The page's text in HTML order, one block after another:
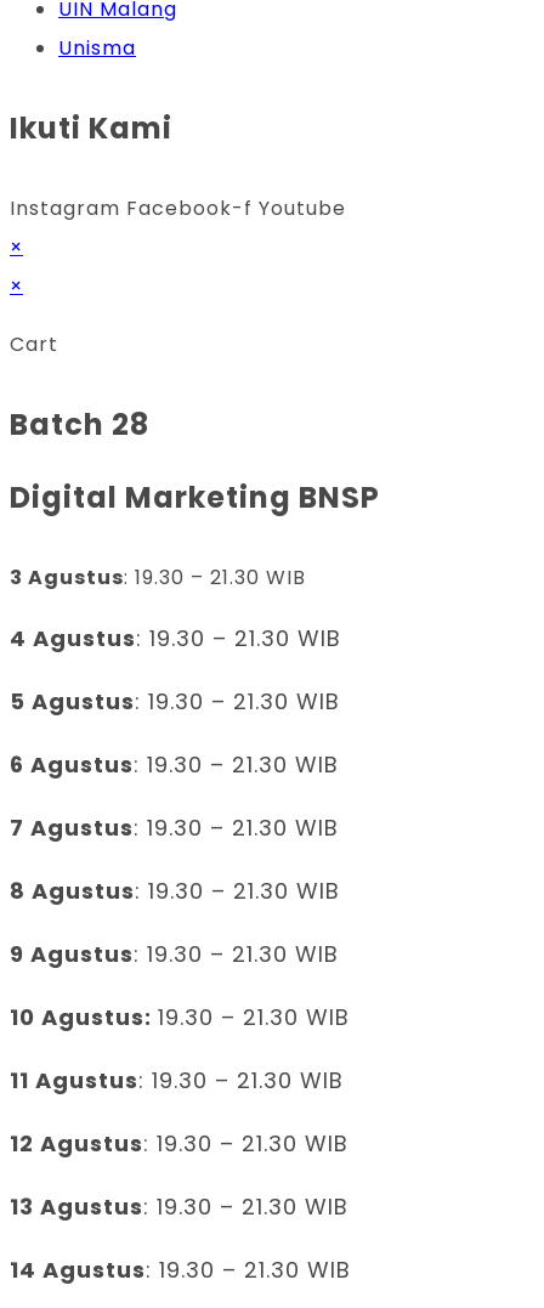
UIN Malang
Unisma
Ikuti Kami
Instagram Facebook-f Youtube
×
×
Cart
Batch 28
Digital Marketing BNSP
3 Agustus: 19.30 – 21.30 WIB
4 Agustus: 19.30 – 21.30 WIB
5 Agustus: 19.30 – 21.30 WIB
6 Agustus: 19.30 – 21.30 WIB
7 Agustus: 19.30 – 21.30 WIB
8 Agustus: 19.30 – 21.30 WIB
9 Agustus: 19.30 – 21.30 WIB
10 Agustus: 19.30 – 21.30 WIB
11 Agustus: 19.30 – 21.30 WIB
12 Agustus: 19.30 – 21.30 WIB
13 Agustus: 19.30 – 21.30 WIB
14 Agustus: 19.30 – 21.30 WIB